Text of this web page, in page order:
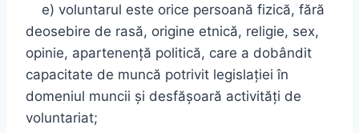
e) voluntarul este orice persoană fizică, fără
deosebire de rasă, origine etnică, religie, sex,
opinie, apartenenţă politică, care a dobândit
capacitate de muncă potrivit legislaţiei în
domeniul muncii şi desfăşoară activităţi de
voluntariat;